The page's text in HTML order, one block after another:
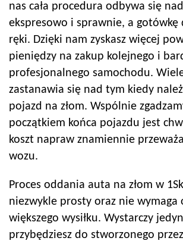
nas cała procedura odbywa się
ekspresowo i sprawnie, a gotówkę
ręki. Dzięki nam zyskasz więcej
pieniędzy na zakup kolejnego i
profesjonalnego samochodu.
zastanawia się nad tym kiedy
pojazd na złom. Wspólnie
początkiem końca pojazdu jest
koszt napraw znamiennie
wozu.
Proces oddania auta na złom w
niezwykle prosty oraz nie wymaga
większego wysiłku. Wystarczy
przybędziesz do stworzonego